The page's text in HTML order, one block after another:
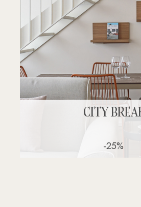
CITY
-25%